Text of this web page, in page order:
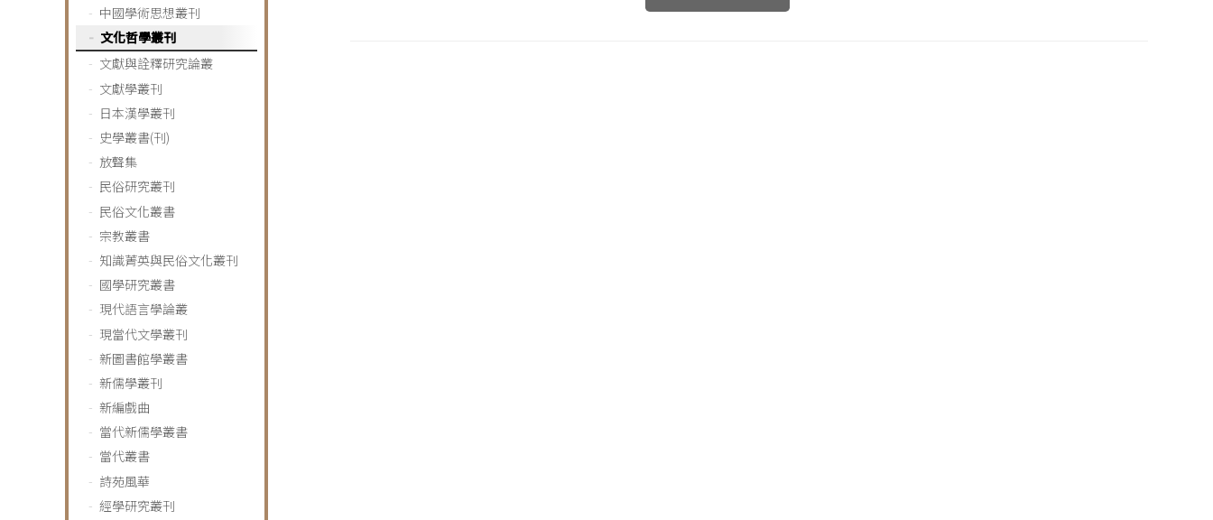
中國學術思想叢刊
文化哲學叢刊
文獻與詮釋研究論叢
文獻學叢刊
日本漢學叢刊
史學叢書(刊)
放聲集
民俗研究叢刊
民俗文化叢書
宗教叢書
知識菁英與民俗文化叢刊
國學研究叢書
現代語言學論叢
現當代文學叢刊
新圖書館學叢書
新儒學叢刊
新編戲曲
當代新儒學叢書
當代叢書
詩苑風華
經學研究叢刊